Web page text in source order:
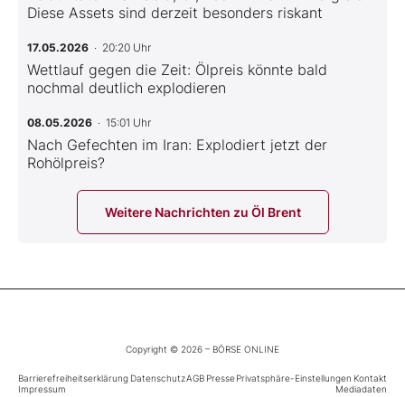
Diese Assets sind derzeit besonders riskant
17.05.2026 · 20:20 Uhr
Wettlauf gegen die Zeit: Ölpreis könnte bald
nochmal deutlich explodieren
08.05.2026 · 15:01 Uhr
Nach Gefechten im Iran: Explodiert jetzt der
Rohölpreis?
Weitere Nachrichten zu Öl Brent
Copyright © 2026 – BÖRSE ONLINE
Barrierefreiheitserklärung DatenschutzAGB PressePrivatsphäre-Einstellungen Kontakt
Impressum
Mediadaten